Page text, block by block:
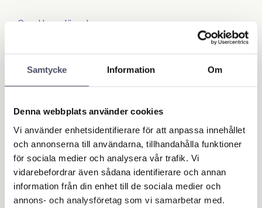
Samtycke Information Om
Denna webbplats använder cookies
Vi använder enhetsidentifierare för att anpassa innehållet
och annonserna till användarna, tillhandahålla funktioner
för sociala medier och analysera vår trafik. Vi
vidarebefordrar även sådana identifierare och annan
information från din enhet till de sociala medier och
annons- och analysföretag som vi samarbetar med.
Ge ett omdöme!
ST Pumpsats för biodiesel kan enkelt installeras i alla
dispenser.
Oavsett användningsområde – jordbruk såväl som
maskiner – är denna dispenser den idealiska lösningen
för en omedelbar och snabb utmatning.
Och det är 100 % garanti för dispensering av ALLA
BIODIESEL; oavsett blandning.